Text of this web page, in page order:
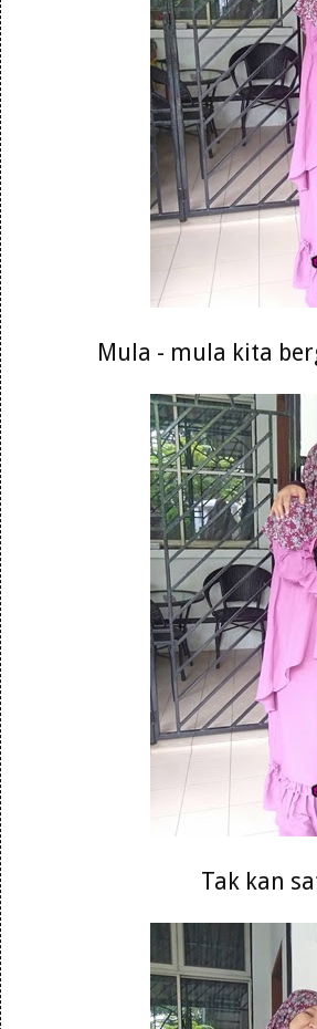
Mula - mula kita
Tak kan